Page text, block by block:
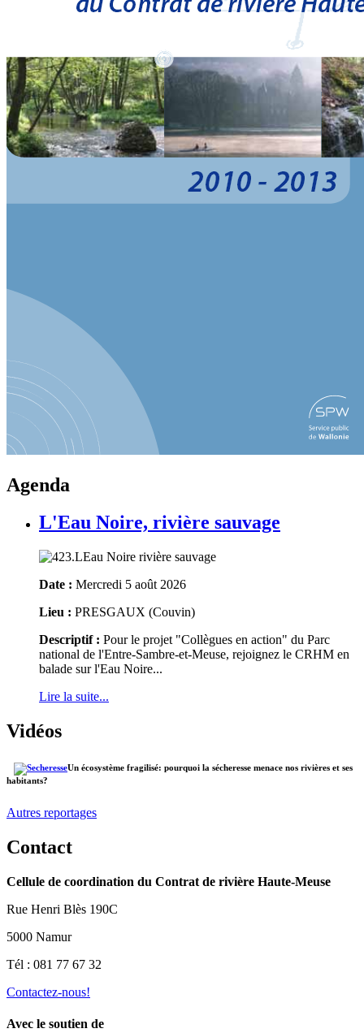
Agenda
L'Eau Noire, rivière sauvage
Date : Mercredi 5 août 2026
Lieu : PRESGAUX (Couvin)
Descriptif : Pour le projet "Collègues en action" du Parc
national de l'Entre-Sambre-et-Meuse, rejoignez le CRHM en
balade sur l'Eau Noire...
Lire la suite...
Vidéos
Un écosystème fragilisé: pourquoi la sécheresse menace nos rivières et ses
habitants?
Autres reportages
Contact
Cellule de coordination du Contrat de rivière Haute-Meuse
Rue Henri Blès 190C
5000 Namur
Tél : 081 77 67 32
Contactez-nous!
Avec le soutien de